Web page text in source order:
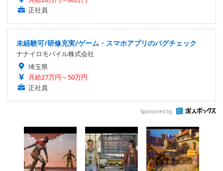
正社員
未経験可/研修充実/ゲーム・スマホアプリのバグチェック
ナナイロモバイル株式会社
埼玉県
月給27万円～50万円
正社員
Sponsored by